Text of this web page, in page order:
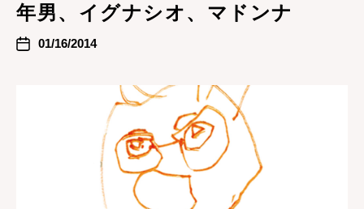
年男、イグナシオ、マドンナ
01/16/2014